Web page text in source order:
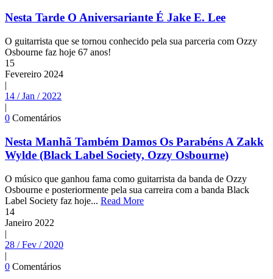
Nesta Tarde O Aniversariante É Jake E. Lee
O guitarrista que se tornou conhecido pela sua parceria com Ozzy
Osbourne faz hoje 67 anos!
15
Fevereiro 2024
|
14 / Jan / 2022
|
0 Comentários
Nesta Manhã Também Damos Os Parabéns A Zakk
Wylde (Black Label Society, Ozzy Osbourne)
O músico que ganhou fama como guitarrista da banda de Ozzy
Osbourne e posteriormente pela sua carreira com a banda Black
Label Society faz hoje... Read More
14
Janeiro 2022
|
28 / Fev / 2020
|
0 Comentários